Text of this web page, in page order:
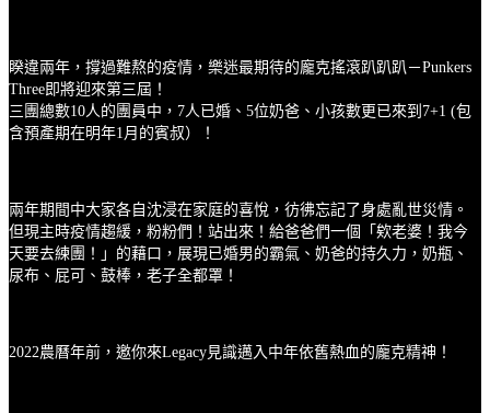
睽違兩年，撐過難熬的疫情，樂迷最期待的龐克搖滾趴趴趴－Punkers
Three即將迎來第三屆！
三團總數10人的團員中，7人已婚、5位奶爸、小孩數更已來到7+1 (包
含預產期在明年1月的賓叔）！
兩年期間中大家各自沈浸在家庭的喜悅，彷彿忘記了身處亂世災情。
但現主時疫情趨緩，粉粉們！站出來！給爸爸們一個「欸老婆！我今
天要去練團！」的藉口，展現已婚男的霸氣、奶爸的持久力，奶瓶、
尿布、屁可、鼓棒，老子全都罩！
2022農曆年前，邀你來Legacy見識邁入中年依舊熱血的龐克精神！